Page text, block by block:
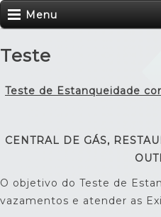
Menu
Teste
Teste de Estanqueidade
CENTRAL DE GÁS,
O objetivo do Teste de
vazamentos e atender as